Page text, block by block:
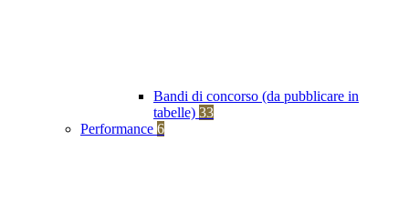
Bandi di concorso (da pubblicare in
tabelle) 33
Performance 6